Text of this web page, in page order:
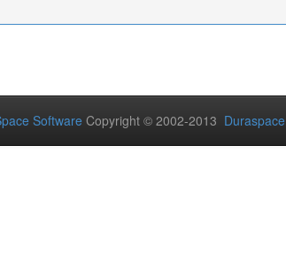
Software Copyright © 2002-2013 Duraspace